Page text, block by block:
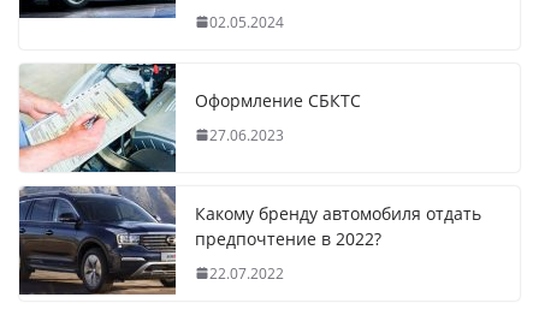
02.05.2024
Оформление СБКТС
27.06.2023
Какому бренду автомобиля отдать
предпочтение в 2022?
22.07.2022